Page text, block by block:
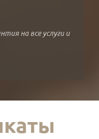
на все услуги и